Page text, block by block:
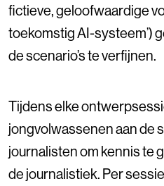
fictieve, geloofwaardige
toekomstig AI-systeem’)
de scenario’s te verfijnen.
Tijdens elke
jongvolwassenen aan de
journalisten om kennis te
de journalistiek. Per